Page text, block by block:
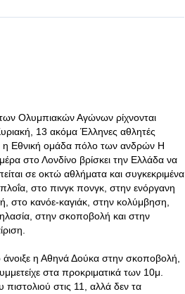
Ολυμπιακών Αγώνων ρίχνονται
13 ακόμα Έλληνες αθλητές
η Εθνική ομάδα πόλο των ανδρών Η
στο Λονδίνο βρίσκει την Ελλάδα να
σε οκτώ αθλήματα και συγκεκριμένα
στο πινγκ πονγκ, στην ενόργανη
στο κανόε-καγιάκ, στην κολύμβηση,
στην σκοποβολή και στην
η Αθηνά Δούκα στην σκοποβολή,
στα προκριματικά των 10μ.
πιστολιού στις 11, αλλά δεν τα